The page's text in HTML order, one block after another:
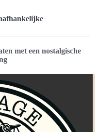
met een nostalgische